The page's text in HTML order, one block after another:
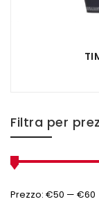
Filtra per
Prezzo: €50 — €60